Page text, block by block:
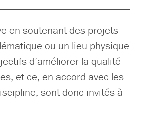
en soutenant des projets
ou un lieu physique
d’améliorer la qualité
et ce, en accord avec les
sont donc invités à